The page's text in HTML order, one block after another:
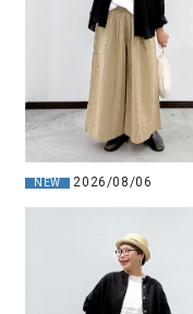
NEW 2026/08/06